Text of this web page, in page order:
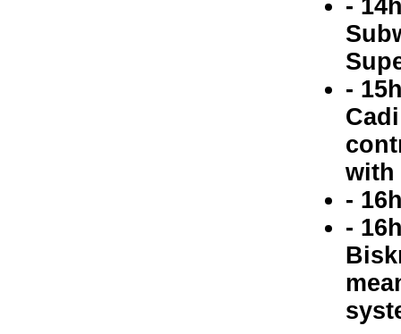
-
-
with
-
-